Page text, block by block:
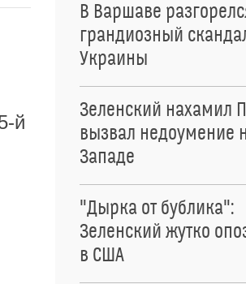
й
В Варшаве
грандиозный
Украины
Зеленский нахамил
вызвал недоумение
Западе
"Дырка от бублика":
Зеленский жутко
в США